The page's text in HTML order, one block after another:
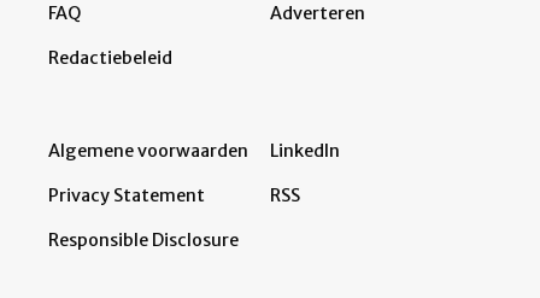
FAQ
Redactiebeleid
Adverteren
Algemene voorwaarden
Privacy Statement
Responsible Disclosure
LinkedIn
RSS